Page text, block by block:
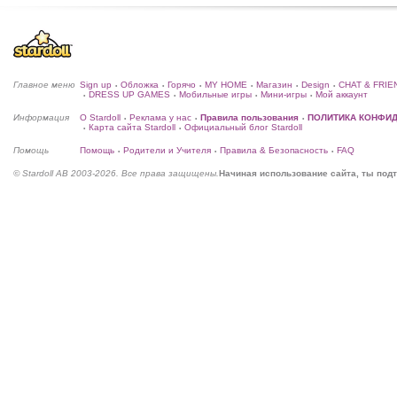
Главное меню Sign up • Обложка • Горячо • MY HOME • Магазин • Design • CHAT &
• DRESS UP GAMES • Мобильные игры • Мини-игры • Мой аккаунт
Информация О Stardoll • Реклама у нас • Правила пользования • ПОЛИТИКА
• Карта сайта Stardoll • Официальный блог Stardoll
Помощь Помощь • Родители и Учителя • Правила & Безопасность • FAQ
© Stardoll AB 2003-2026. Все права защищены. Начиная использование сайта, ты